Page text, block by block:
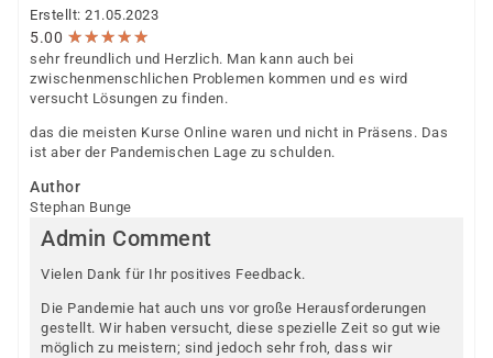
Erstellt: 21.05.2023
5.00 ★★★★★
★★★★★
sehr freundlich und Herzlich. Man kann auch bei
zwischenmenschlichen Problemen kommen und es wird
versucht Lösungen zu finden.
das die meisten Kurse Online waren und nicht in Präsens. Das
ist aber der Pandemischen Lage zu schulden.
Author
Stephan Bunge
Admin Comment
Vielen Dank für Ihr positives Feedback.
Die Pandemie hat auch uns vor große Herausforderungen
gestellt. Wir haben versucht, diese spezielle Zeit so gut wie
möglich zu meistern; sind jedoch sehr froh, dass wir